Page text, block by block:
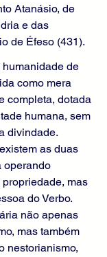
Atanásio, de
e das
de Éfeso (431).
de
como mera
completa, dotada
humana, sem
divindade.
as duas
operando
mas
do Verbo.
não apenas
mas também
nestorianismo,